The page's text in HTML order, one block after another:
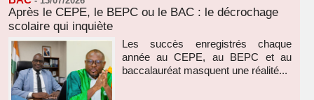
Après le CEPE, le BEPC ou le BAC : le décrochage
scolaire qui inquiète
Les succès enregistrés chaque
année au CEPE, au BEPC et au
baccalauréat masquent une réalité...